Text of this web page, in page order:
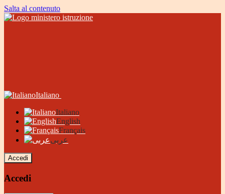
Salta al contenuto
Italiano
Italiano
English
Français
عربى
Accedi
Accedi